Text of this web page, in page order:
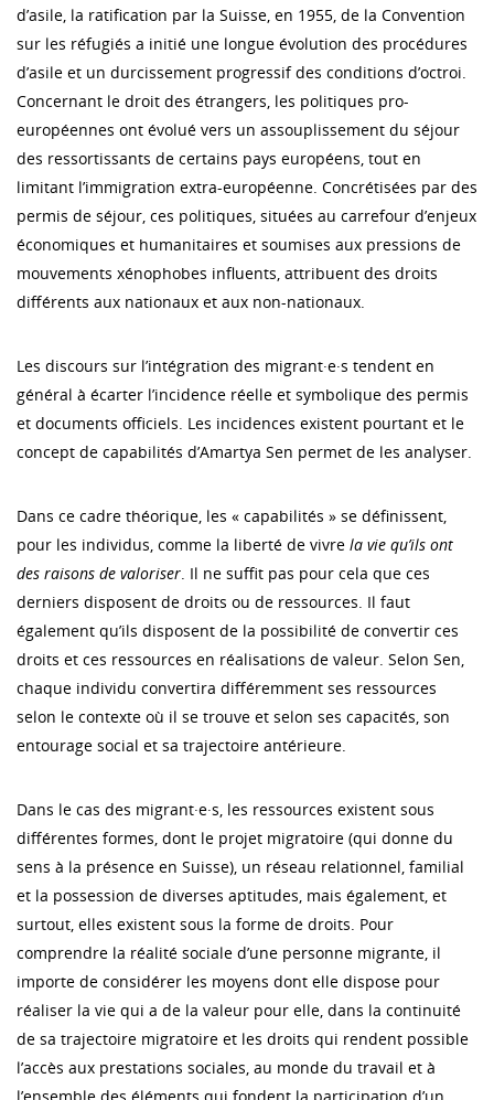
d’asile, la ratification par la Suisse, en 1955, de la Convention
sur les réfugiés a initié une longue évolution des procédures
d’asile et un durcissement progressif des conditions d’octroi.
Concernant le droit des étrangers, les politiques pro-
européennes ont évolué vers un assouplissement du séjour
des ressortissants de certains pays européens, tout en
limitant l’immigration extra-européenne. Concrétisées par des
permis de séjour, ces politiques, situées au carrefour d’enjeux
économiques et humanitaires et soumises aux pressions de
mouvements xénophobes influents, attribuent des droits
différents aux nationaux et aux non-nationaux.
Les discours sur l’intégration des migrant·e·s tendent en
général à écarter l’incidence réelle et symbolique des permis
et documents officiels. Les incidences existent pourtant et le
concept de capabilités d’Amartya Sen permet de les analyser.
Dans ce cadre théorique, les « capabilités » se définissent,
pour les individus, comme la liberté de vivre la vie qu’ils ont
des raisons de valoriser. Il ne suffit pas pour cela que ces
derniers disposent de droits ou de ressources. Il faut
également qu’ils disposent de la possibilité de convertir ces
droits et ces ressources en réalisations de valeur. Selon Sen,
chaque individu convertira différemment ses ressources
selon le contexte où il se trouve et selon ses capacités, son
entourage social et sa trajectoire antérieure.
Dans le cas des migrant·e·s, les ressources existent sous
différentes formes, dont le projet migratoire (qui donne du
sens à la présence en Suisse), un réseau relationnel, familial
et la possession de diverses aptitudes, mais également, et
surtout, elles existent sous la forme de droits. Pour
comprendre la réalité sociale d’une personne migrante, il
importe de considérer les moyens dont elle dispose pour
réaliser la vie qui a de la valeur pour elle, dans la continuité
de sa trajectoire migratoire et les droits qui rendent possible
l’accès aux prestations sociales, au monde du travail et à